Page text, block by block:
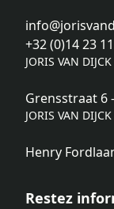
+32 (0)14 23
JORIS VAN
Grensstraat 6
JORIS VAN
Henry
Restez